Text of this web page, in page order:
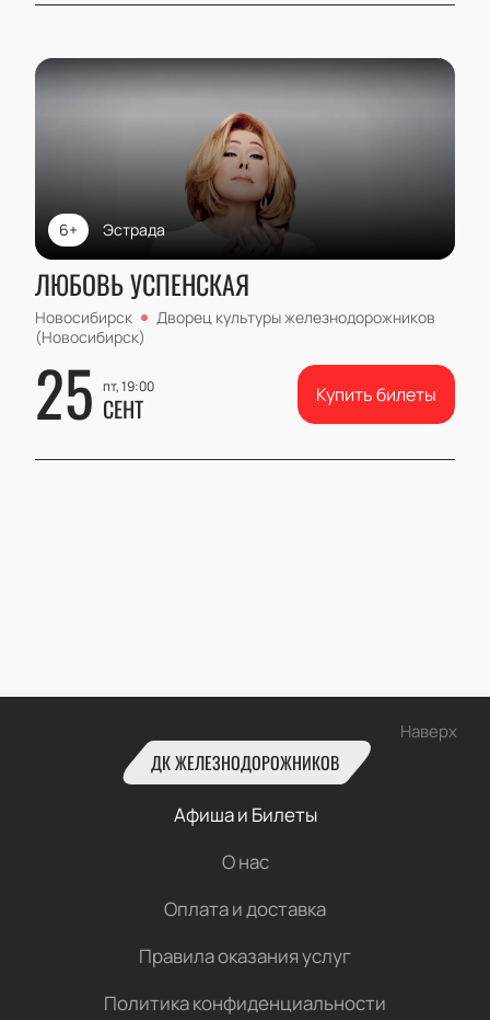
Эстрада
6+
ЛЮБОВЬ УСПЕНСКАЯ
Новосибирск
Дворец культуры железнодорожников
(Новосибирск)
25 пт, 19:00
СЕНТ Купить билеты
Наверх
ДК ЖЕЛЕЗНОДОРОЖНИКОВ
Афиша и Билеты
О нас
Оплата и доставка
Правила оказания услуг
Политика конфиденциальности